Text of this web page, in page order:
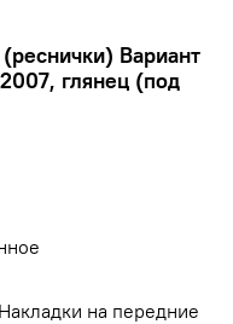
Вариант
глянец (под
на передние